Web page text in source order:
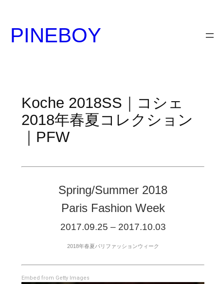
PINEBOY
Koche 2018SS｜コシェ
2018年春夏コレクション
｜PFW
Spring/Summer 2018
Paris Fashion Week
2017.09.25 – 2017.10.03
2018年春夏パリファッションウィーク
Embed from Getty Images